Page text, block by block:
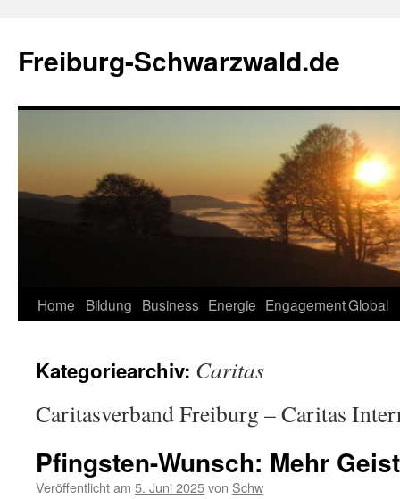
springen
Freiburg-Schwarzwald.de
Home Bildung Business Energie EngagementGlobal
Kategoriearchiv: Caritas
Caritasverband Freiburg – Caritas
Pfingsten-Wunsch: Mehr Geist
Veröffentlicht am 5. Juni 2025von Schw